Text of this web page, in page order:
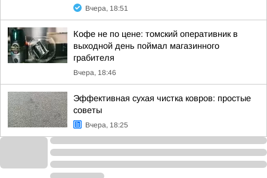
Вчера, 18:51
Кофе не по цене: томский оперативник в
выходной день поймал магазинного
грабителя
Вчера, 18:46
Эффективная сухая чистка ковров: простые
советы
Вчера, 18:25